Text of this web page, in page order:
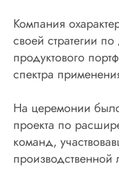
Компания
своей стратегии
продуктового
спектра
На церемонии
проекта по
команд,
производственной